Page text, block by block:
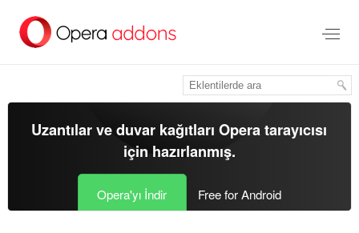
içeriğe
Uzantılar ve duvar kağıtlarıOpera tarayıcısı
için hazırlanmış.
Opera'yı İndir Free for Android